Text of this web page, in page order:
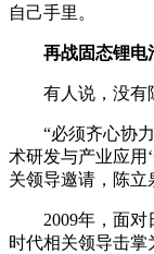
自己手里。
再战固态锂电
有人说，没有
“必须齐心协
术研发与产业应用
关领导邀请，陈立
2009年，面
时代相关领导击掌